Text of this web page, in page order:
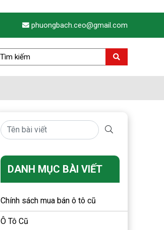
phuongbach.ceo@gmail.com
DANH MỤC BÀI VIẾT
Chính sách mua bán ô tô cũ
Ô Tô Cũ